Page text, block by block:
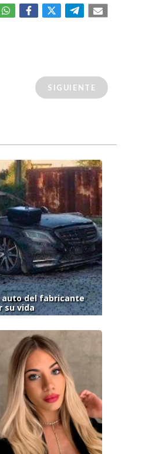
SIGUIENTE
auto del fabricante
su vida